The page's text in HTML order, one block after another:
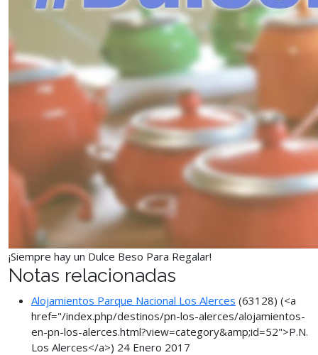
¡Siempre hay un Dulce Beso Para Regalar!
Notas relacionadas
Alojamientos Parque Nacional Los Alerces (63128) (<a
href="/index.php/destinos/pn-los-alerces/alojamientos-
en-pn-los-alerces.html?view=category&amp;id=52">P.N.
Los Alerces</a>) 24 Enero 2017